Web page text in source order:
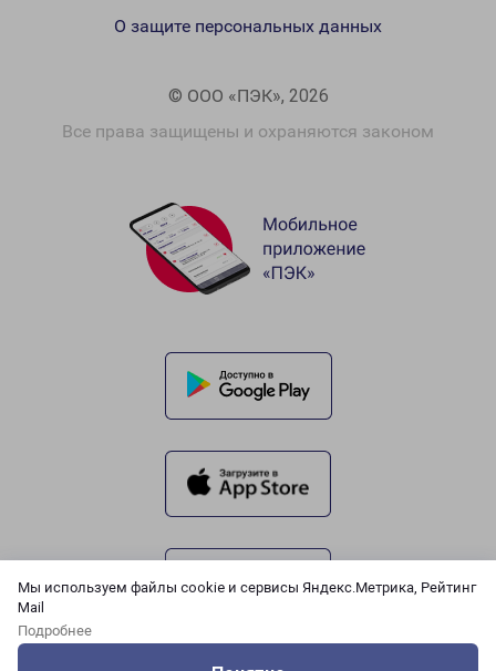
Мы используем файлы cookie и сервисы Яндекс.Метрика, Рейтинг
Mail
Подробнее
© ООО «ПЭК», 2026
Все права защищены и охраняются законом
О защите персональных данных